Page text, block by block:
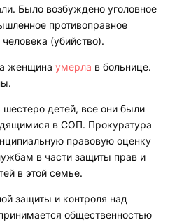
Было возбуждено уголовное
противоправное
(убийство).
женщина умерла в больнице.
детей, все они были
в СОП. Прокуратура
правовую оценку
в части защиты прав и
в этой семье.
защиты и контроля над
общественностью